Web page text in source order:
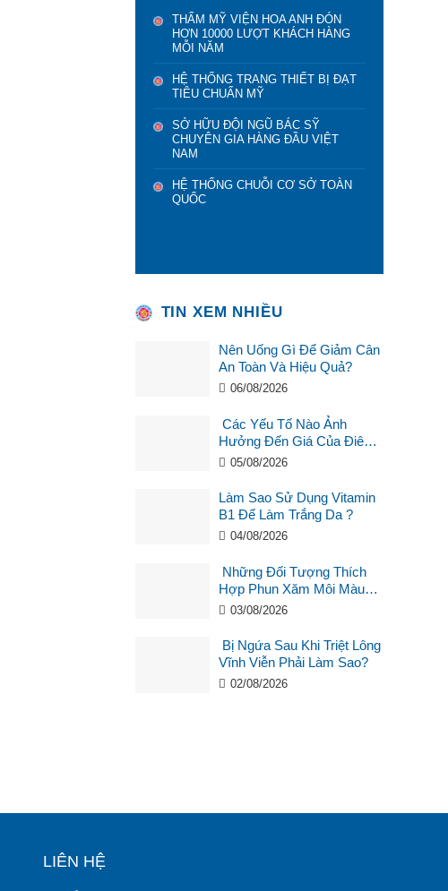
THẨM MỸ VIỆN HOA ANH ĐÓN
HƠN 10000 LƯỢT KHÁCH HÀNG
MỖI NĂM
HỆ THỐNG TRANG THIẾT BỊ ĐẠT
TIÊU CHUẨN MỸ
SỞ HỮU ĐỘI NGŨ BÁC SỸ
CHUYÊN GIA HÀNG ĐẦU VIỆT
NAM
HỆ THỐNG CHUỖI CƠ SỞ TOÀN
QUỐC
TIN XEM NHIỀU
Nên Uống Gì Để Giảm Cân
An Toàn Và Hiệu Quả?
06/08/2026
Các Yếu Tố Nào Ảnh
Hưởng Đến Giá Của Điêu
Khắc Chân Mày ?
05/08/2026
Làm Sao Sử Dụng Vitamin
B1 Để Làm Trắng Da ?
04/08/2026
Những Đối Tượng Thích
Hợp Phun Xăm Môi Màu
Hồng Cam San Hô?
03/08/2026
Bị Ngứa Sau Khi Triệt Lông
Vĩnh Viễn Phải Làm Sao?
02/08/2026
LIÊN HỆ